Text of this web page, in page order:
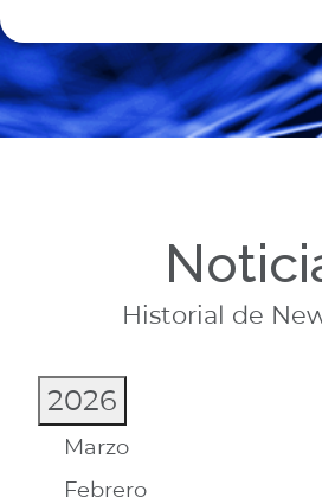
Historial de
2026
Marzo
Febrero